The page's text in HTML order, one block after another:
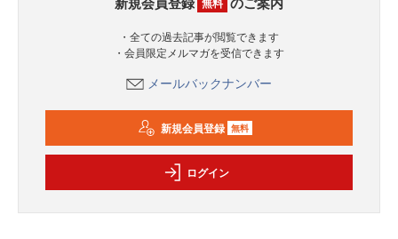
・全ての過去記事が閲覧できます
・会員限定メルマガを受信できます
メールバックナンバー
新規会員登録 無料
ログイン